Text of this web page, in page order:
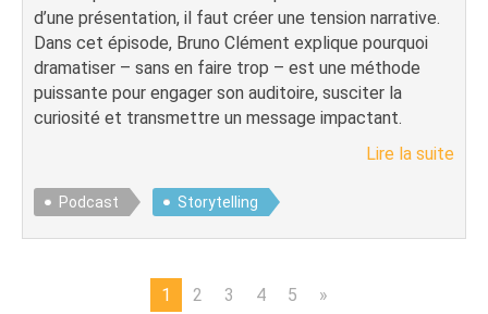
d’une présentation, il faut créer une tension narrative.
Dans cet épisode, Bruno Clément explique pourquoi
dramatiser – sans en faire trop – est une méthode
puissante pour engager son auditoire, susciter la
curiosité et transmettre un message impactant.
Lire la suite
Podcast Storytelling
1 2 3 4 5 »